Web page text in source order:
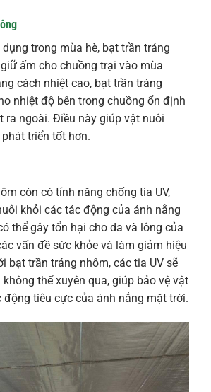
trong mùa hè, bạt trần tráng
ấm cho chuồng trại vào mùa
cách nhiệt cao, bạt trần tráng
nhiệt độ bên trong chuồng ổn định
ra ngoài. Điều này giúp vật nuôi
triển tốt hơn.
còn có tính năng chống tia UV,
khỏi các tác động của ánh nắng
thể gây tổn hại cho da và lông của
vấn đề sức khỏe và làm giảm hiệu
bạt trần tráng nhôm, các tia UV sẽ
thể xuyên qua, giúp bảo vệ vật
động tiêu cực của ánh nắng mặt trời.